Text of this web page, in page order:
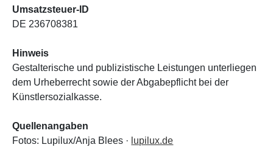
Umsatzsteuer-ID
DE 236708381
Hinweis
Gestalterische und publizistische Leistungen unterliegen
dem Urheberrecht sowie der Abgabepflicht bei der
Künstlersozialkasse.
Quellenangaben
Fotos: Lupilux/Anja Blees · lupilux.de